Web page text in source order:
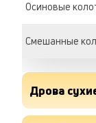
Осиновые
Смешанные
Дрова